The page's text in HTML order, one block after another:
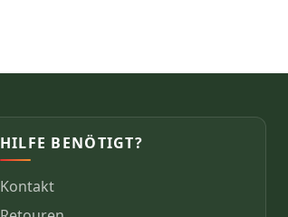
HILFE BENÖTIGT?
Kontakt